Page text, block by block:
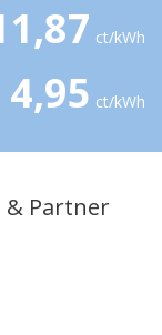
ct/kWh
4,95 ct/kWh
& Partner